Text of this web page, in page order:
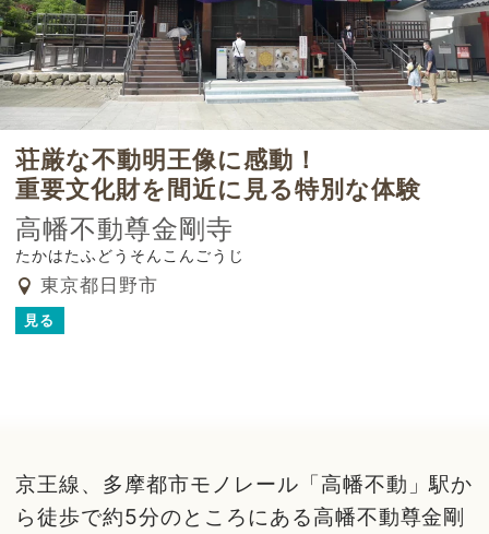
荘厳な不動明王像に感動！
重要文化財を間近に見る特別な体験
高幡不動尊金剛寺
たかはたふどうそんこんごうじ
東京都日野市
見る
京王線、多摩都市モノレール「高幡不動」駅か
ら徒歩で約5分のところにある高幡不動尊金剛